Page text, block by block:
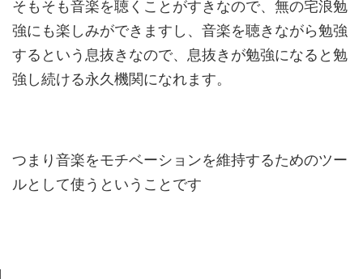
そもそも音楽を聴くことがすきなので、無の宅浪勉
強にも楽しみができますし、音楽を聴きながら勉強
するという息抜きなので、息抜きが勉強になると勉
強し続ける永久機関になれます。
つまり音楽をモチベーションを維持するためのツー
ルとして使う ということです